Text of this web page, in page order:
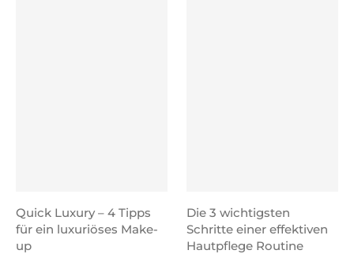
Quick Luxury – 4 Tipps
für ein luxuriöses Make-
up
Die 3 wichtigsten
Schritte einer effektiven
Hautpflege Routine